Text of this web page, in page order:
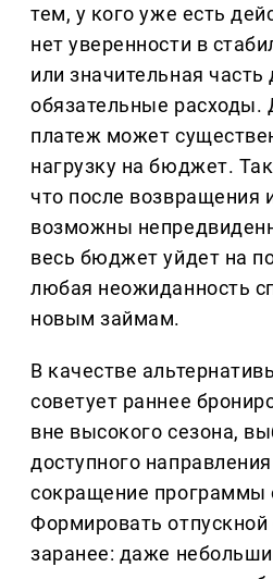
тем, у кого уже есть
нет уверенности в
или значительная часть
обязательные расходы.
платеж может
нагрузку на бюджет.
что после возвращения
возможны
весь бюджет уйдет на
любая неожиданность
новым займам.
В качестве
советует раннее
вне высокого сезона,
доступного
сокращение программы
Формировать
заранее: даже